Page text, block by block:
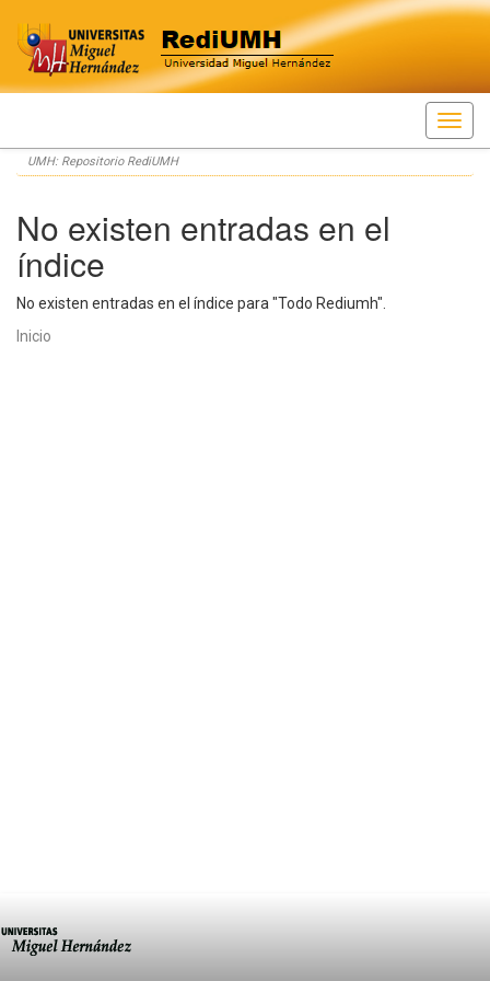
Skip
navigation
UMH: Repositorio RediUMH
No existen entradas en el
índice
No existen entradas en el índice para "Todo Rediumh".
Inicio